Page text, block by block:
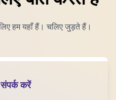
हम यहाँ हैं। चलिए जुड़ते हैं।
करें